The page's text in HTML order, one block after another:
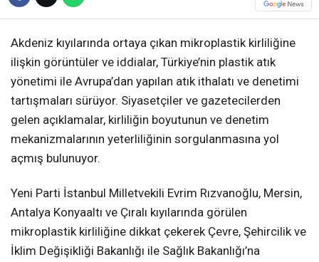
Akdeniz kıyılarında ortaya çıkan mikroplastik kirliliğine
ilişkin görüntüler ve iddialar, Türkiye’nin plastik atık
yönetimi ile Avrupa’dan yapılan atık ithalatı ve denetimi
tartışmaları sürüyor. Siyasetçiler ve gazetecilerden
gelen açıklamalar, kirliliğin boyutunun ve denetim
mekanizmalarının yeterliliğinin sorgulanmasına yol
açmış bulunuyor.
Yeni Parti İstanbul Milletvekili Evrim Rızvanoğlu, Mersin,
Antalya Konyaaltı ve Çıralı kıyılarında görülen
mikroplastik kirliliğine dikkat çekerek Çevre, Şehircilik ve
İklim Değişikliği Bakanlığı ile Sağlık Bakanlığı’na